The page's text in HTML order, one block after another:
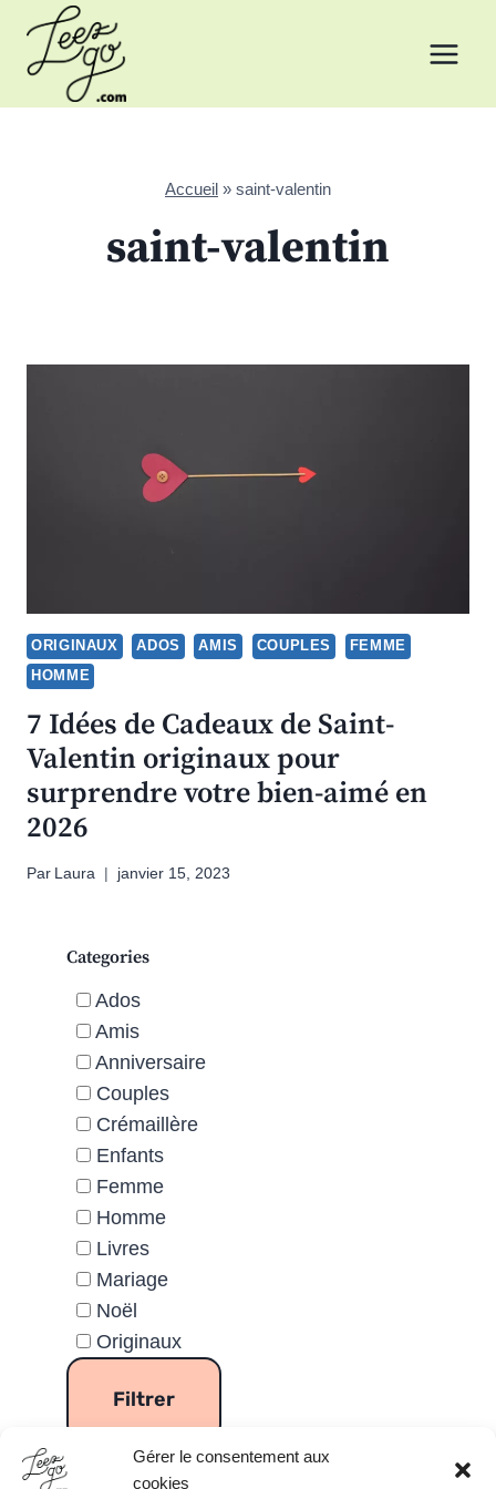
Gérer le consentement aux
cookies
contenu
Accueil » saint-valentin
saint-valentin
ORIGINAUX ADOS AMIS COUPLES
FEMME
HOMME
7 Idées de Cadeaux de Saint-
Valentin originaux pour
surprendre votre bien-aimé en
2026
Par Laura janvier 15, 2023
Categories
Ados
Amis
Anniversaire
Couples
Crémaillère
Enfants
Femme
Homme
Livres
Mariage
Noël
Originaux